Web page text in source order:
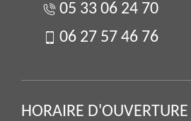
05 33 06 24 70
06 27 57 46 76
HORAIRE D'OUVERTURE